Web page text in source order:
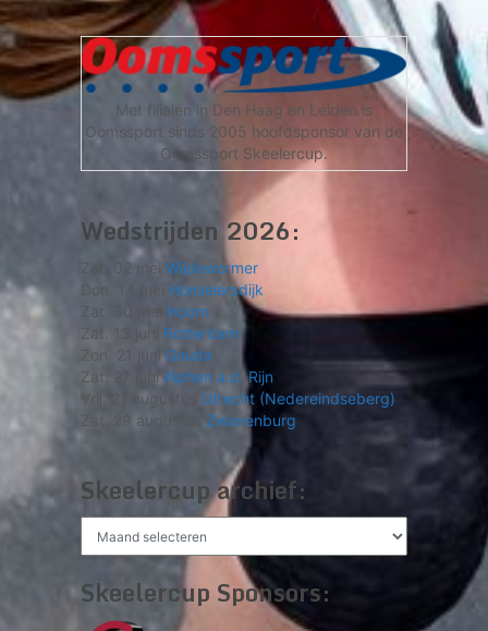
Met filialen in Den Haag en Leiden is
Oomssport sinds 2005 hoofdsponsor van de
Oomssport Skeelercup.
Wedstrijden 2026:
Zat. 02 mei Wijdewormer
Don. 14 mei Honselersdijk
Zat. 30 mei Hoorn
Zat. 13 juni Rotterdam
Zon. 21 juniGouda
Zat. 27 juniAlphen a.d. Rijn
Vrij. 21 augustus Utrecht (Nedereindseberg)
Zat. 29 augustus Zwanenburg
Skeelercup archief:
archief:
Skeelercup Sponsors: